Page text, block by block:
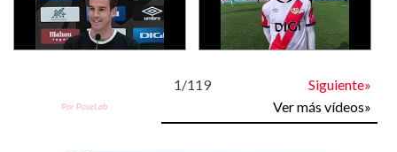
1/119 Siguiente»
Por PoseLab Ver más vídeos»